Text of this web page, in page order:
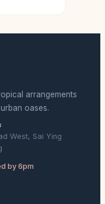
arrangements
oases.
West, Sai Ying
by 6pm